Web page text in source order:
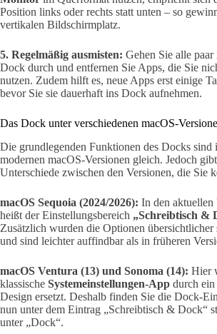
Position links oder rechts statt unten – so
vertikalen Bildschirmplatz.
5. Regelmäßig ausmisten: Gehen Sie alle
Dock durch und entfernen Sie Apps, die Sie
nutzen. Zudem hilft es, neue Apps erst einige
bevor Sie sie dauerhaft ins Dock aufnehmen.
Das Dock unter verschiedenen macOS-
Die grundlegenden Funktionen des Docks sind
modernen macOS-Versionen gleich. Jedoch
Unterschiede zwischen den Versionen, die Sie
macOS Sequoia (2024/2026): In den aktuellen
heißt der Einstellungsbereich „Schreibtisch &
Zusätzlich wurden die Optionen übersichtlicher
und sind leichter auffindbar als in früheren
macOS Ventura (13) und Sonoma (14): Hier
klassische Systemeinstellungen-App durch ein
Design ersetzt. Deshalb finden Sie die Dock-
nun unter dem Eintrag „Schreibtisch & Dock“
unter „Dock“.